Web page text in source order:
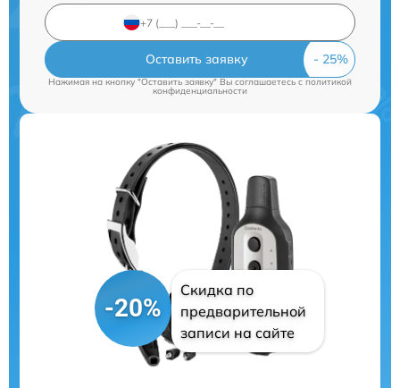
Оставить заявку
Нажимая на кнопку "Оставить заявку" Вы соглашаетесь cполитикой
конфиденциальности
-20%
Скидка по
предварительной
записи на сайте